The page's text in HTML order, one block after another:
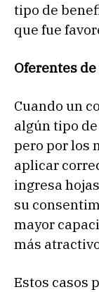
tipo de
que fue
Oferentes
Cuando un
algún tipo
pero por los
aplicar
ingresa
su
mayor
más
Estos casos